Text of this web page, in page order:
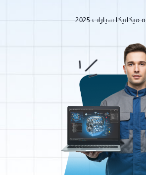
سيارات 2025